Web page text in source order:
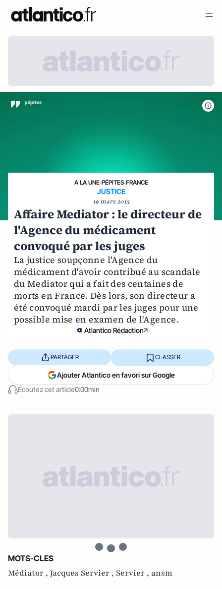
A LA UNE›PÉPITES›FRANCE
JUSTICE
19 mars 2013
Affaire Mediator : le directeur de
l'Agence du médicament
convoqué par les juges
La justice soupçonne l'Agence du
médicament d'avoir contribué au scandale
du Mediator qui a fait des centaines de
morts en France. Dès lors, son directeur a
été convoqué mardi par les juges pour une
possible mise en examen de l'Agence.
Atlantico Rédaction
Écoutez cet article0:00min
PARTAGER CLASSER
Ajouter Atlantico en favori sur Google
MOTS-CLES
Médiator , Jacques Servier , Servier , ansm